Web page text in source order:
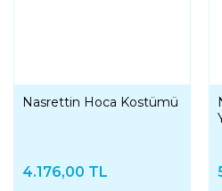
Nasrettin Hoca Kostümü
4.176,00 TL